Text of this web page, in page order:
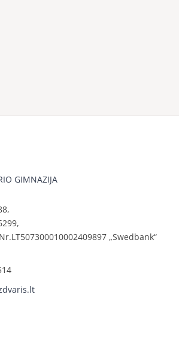
GIMNAZIJA
„Swedbank“